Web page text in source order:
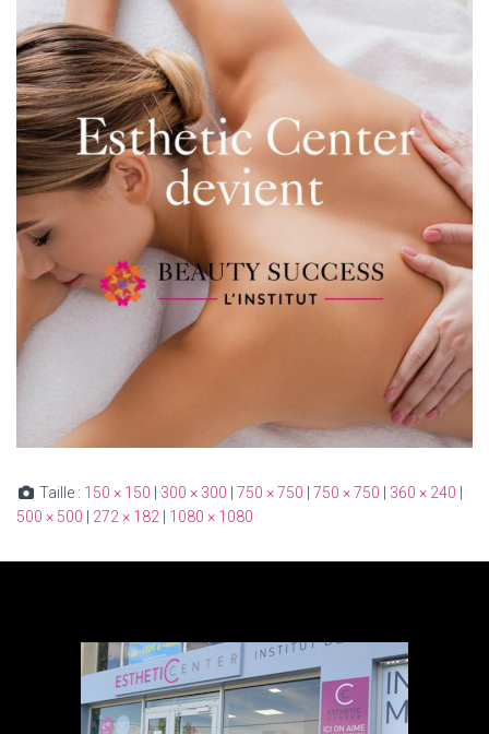
Taille : 150 × 150 300 × 300 750 × 750 750 × 750 360 × 240
500 × 500
272 × 182 1080 × 1080